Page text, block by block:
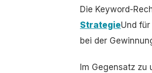
Die Keyword-
StrategieUnd
bei der
Im Gegensatz zu